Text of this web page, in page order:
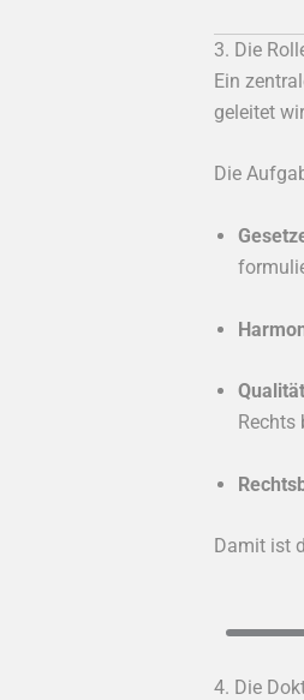
3. Die
Ein
geleitet
Die
Rechts
Damit ist
4. Die